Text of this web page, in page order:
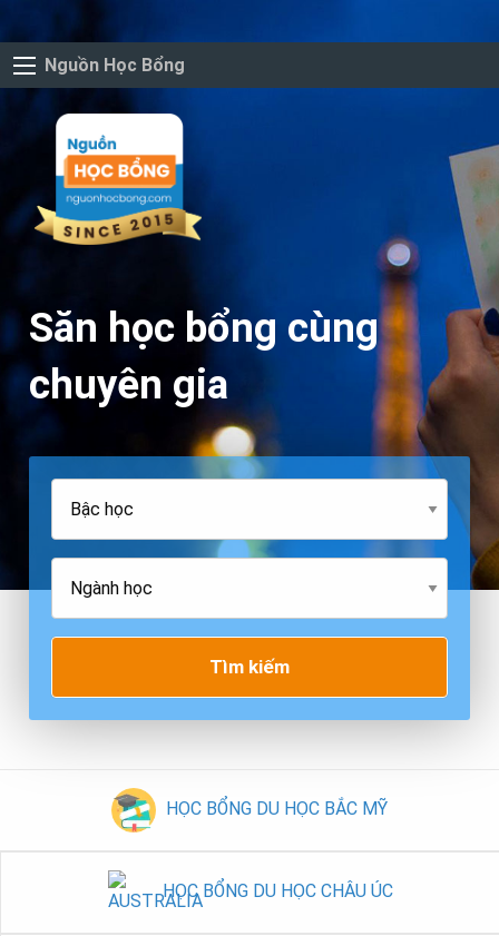
Nguồn Học Bổng
Săn học bổng cùng
chuyên gia
Tìm kiếm
HỌC BỔNG DU HỌC BẮC MỸ
HỌC BỔNG DU HỌC CHÂU ÚC